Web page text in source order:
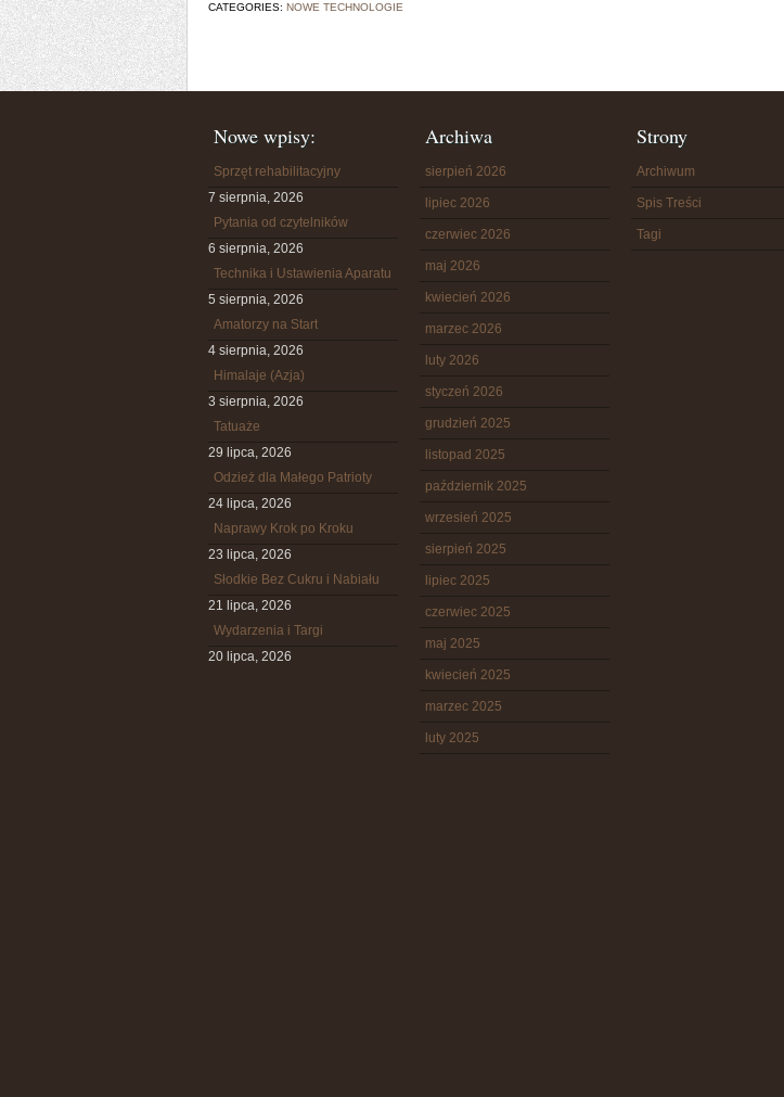
CATEGORIES: NOWE TECHNOLOGIE
Nowe wpisy:
Sprzęt rehabilitacyjny
7 sierpnia, 2026
Pytania od czytelników
6 sierpnia, 2026
Technika i Ustawienia Aparatu
5 sierpnia, 2026
Amatorzy na Start
4 sierpnia, 2026
Himalaje (Azja)
3 sierpnia, 2026
Tatuaże
29 lipca, 2026
Odzież dla Małego Patrioty
24 lipca, 2026
Naprawy Krok po Kroku
23 lipca, 2026
Słodkie Bez Cukru i Nabiału
21 lipca, 2026
Wydarzenia i Targi
20 lipca, 2026
Archiwa
sierpień 2026
lipiec 2026
czerwiec 2026
maj 2026
kwiecień 2026
marzec 2026
luty 2026
styczeń 2026
grudzień 2025
listopad 2025
październik 2025
wrzesień 2025
sierpień 2025
lipiec 2025
czerwiec 2025
maj 2025
kwiecień 2025
marzec 2025
luty 2025
Strony
Archiwum
Spis Treści
Tagi